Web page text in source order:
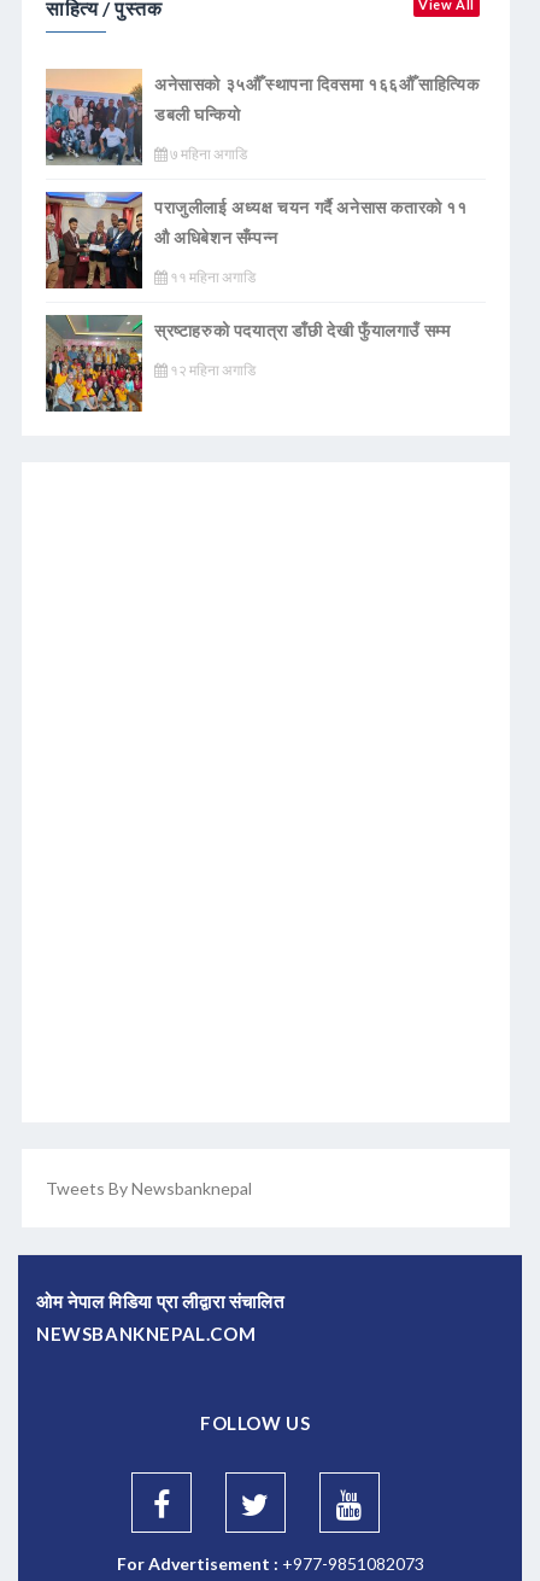
साहित्य / पुस्तक View All
अनेसासको ३५औँ स्थापना दिवसमा १६६औँ साहित्यिक
डबली घन्कियाे
७ महिना अगाडि
पराजुलीलाई अध्यक्ष चयन गर्दै अनेसास कतारको ११
औ अधिबेशन सँम्पन्न
११ महिना अगाडि
स्रष्टाहरुको पदयात्रा डाँछी देखी फुँयालगाउँ सम्म
१२ महिना अगाडि
Tweets By Newsbanknepal
ओम नेपाल मिडिया प्रा लीद्वारा संचालित
NEWSBANKNEPAL.COM
FOLLOW US
For Advertisement : +977-9851082073